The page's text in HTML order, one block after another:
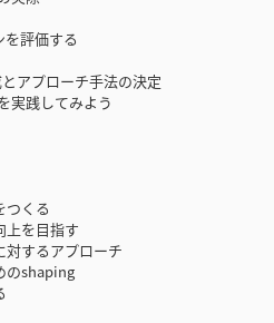
評価する
アプローチ手法の決定
践してみよう
くる
を目指す
するアプローチ
shaping